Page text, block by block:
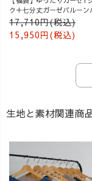
ク＋七分丈ガーゼバルー
ー
17,710円(税込)
15,950円(税込)
生地と素材関連商